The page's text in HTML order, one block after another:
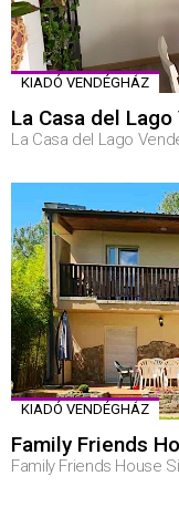
KIADÓ VENDÉGHÁZ
La Casa del
La Casa del Lago
KIADÓ VENDÉGHÁZ
Family Friends
Family Friends House